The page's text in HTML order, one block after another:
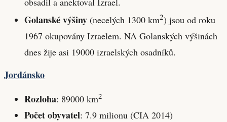
Golanské výšiny (necelých 1300 km2) jsou od roku
1967 okupovány Izraelem. NA Golanských výšinách
dnes žije asi 19000 izraelských osadníků.
Jordánsko
Rozloha: 89000 km2
Počet obyvatel: 7.9 milionu (CIA 2014)